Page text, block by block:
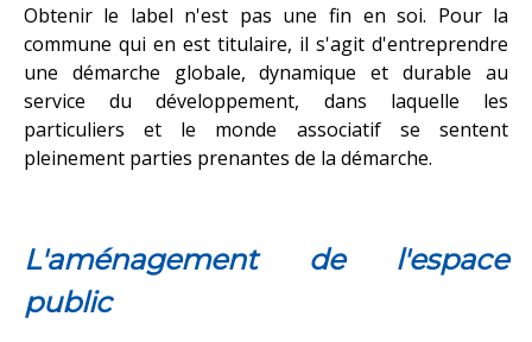
Obtenir le label n'est pas une fin en soi. Pour la
commune qui en est titulaire, il s'agit d'entreprendre
une démarche globale, dynamique et durable au
service du développement, dans laquelle les
particuliers et le monde associatif se sentent
pleinement parties prenantes de la démarche.
L'aménagement de l'espace
public